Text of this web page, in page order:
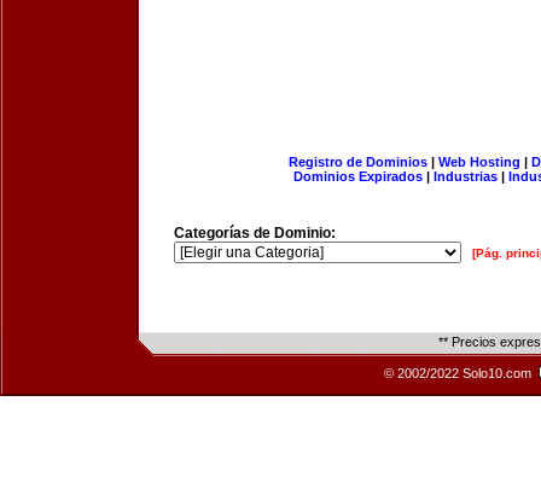
Registro de Dominios| Web Hosting |
Dominios Expirados | Industrias |
Categorías de Dominio:
[Pág.
** Precios
© 2002/2022 Solo10.com